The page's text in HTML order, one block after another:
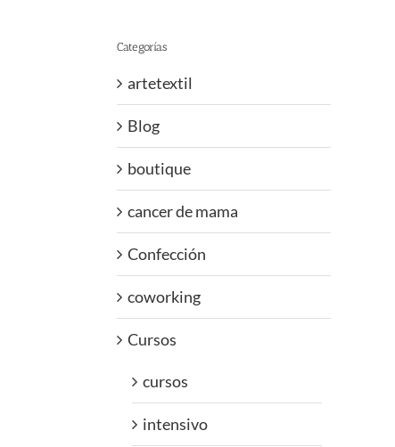
Categorías
artetextil
Blog
boutique
cancer de mama
Confección
coworking
Cursos
cursos
intensivo